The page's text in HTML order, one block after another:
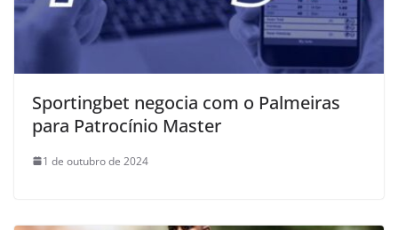
Sportingbet negocia com o Palmeiras
para Patrocínio Master
1 de outubro de 2024